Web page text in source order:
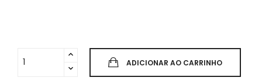
ADICIONAR AO CARRINHO